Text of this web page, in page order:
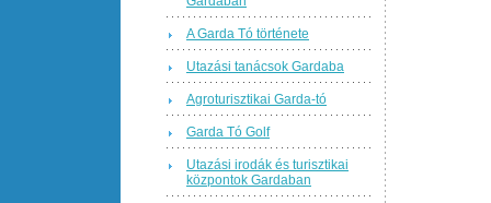
A Garda Tó története
Utazási tanácsok Gardaba
Agroturisztikai Garda-tó
Garda Tó Golf
Utazási irodák és turisztikai
központok Gardaban